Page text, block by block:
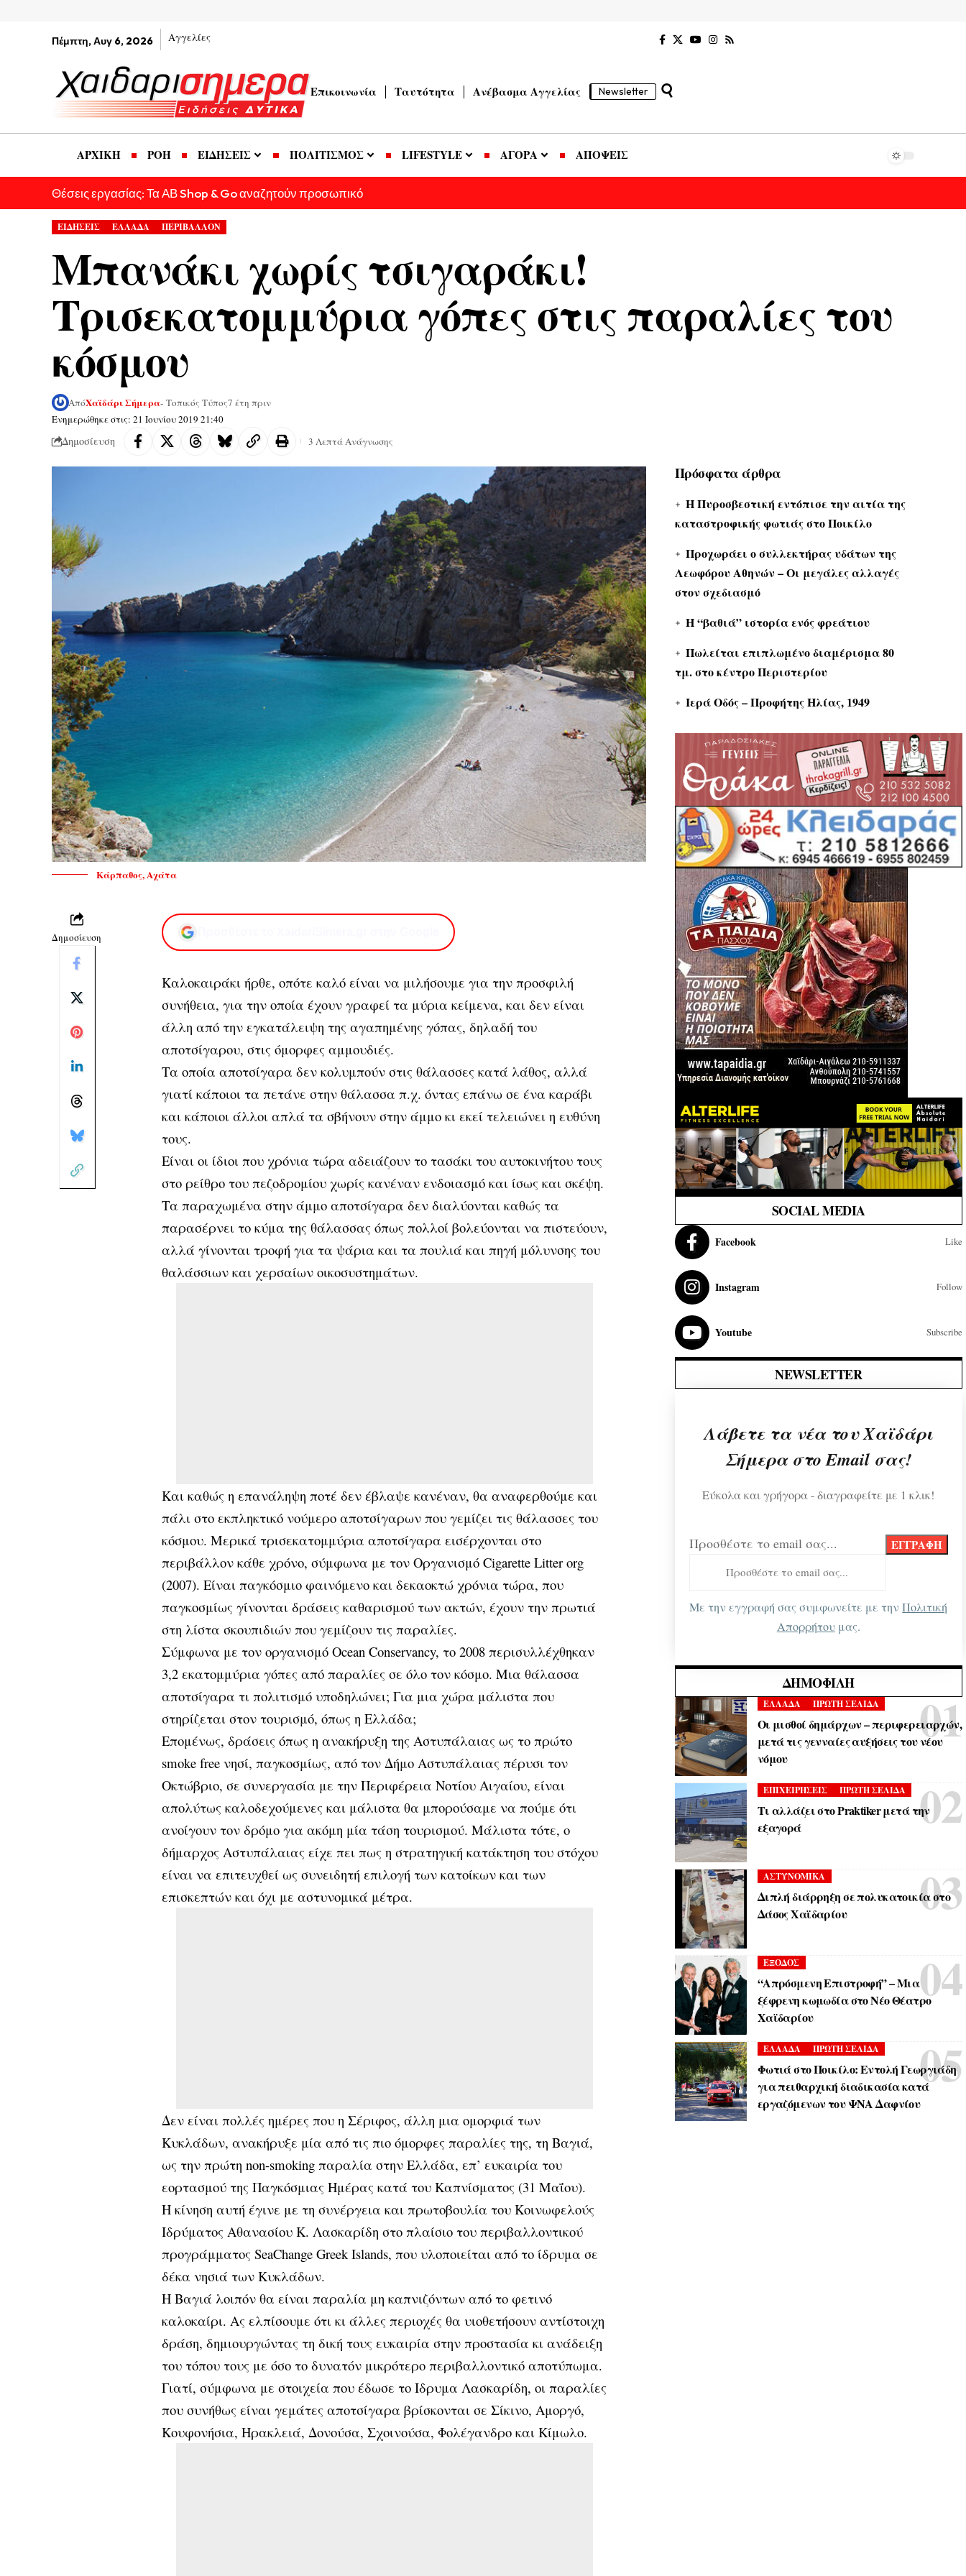
Πέμπτη, Αυγ 6, 2026 Αγγελίες
Επικοινωνία Ταυτότητα Ανέβασμα Αγγελίας Newsletter
ΑΡΧΙΚΗ ΡΟΗ ΕΙΔΗΣΕΙΣ ΠΟΛΙΤΙΣΜΟΣ LIFESTYLE ΑΓΟΡΑ ΑΠΟΨΕΙΣ
Θέσεις εργασίας: Τα ΑΒ Shop & Go αναζητούν προσωπικό
ΕΙΔΗΣΕΙΣ ΕΛΛΑΔΑ ΠΕΡΙΒΑΛΛΟΝ
Μπανάκι χωρίς τσιγαράκι!
Τρισεκατομμύρια γόπες στις παραλίες του
κόσμου
Ενημερώθηκε στις: 21 Ιουνίου 2019 21:40
ΑπόΧαϊδάρι Σήμερα- Τοπικός Τύπος7 έτη πριν
Δημοσίευση 3 Λεπτά Ανάγνωσης
Κάρπαθος, Αχάτα
Δημοσίευση
Καλοκαιράκι ήρθε, οπότε καλό είναι να μιλήσουμε για την προσφιλή
συνήθεια, για την οποία έχουν γραφεί τα μύρια κείμενα, και δεν είναι
άλλη από την εγκατάλειψη της αγαπημένης γόπας, δηλαδή του
αποτσίγαρου, στις όμορφες αμμουδιές.
Τα οποία αποτσίγαρα δεν κολυμπούν στις θάλασσες κατά λάθος, αλλά
γιατί κάποιοι τα πετάνε στην θάλασσα π.χ. όντας επάνω σε ένα καράβι
και κάποιοι άλλοι απλά τα σβήνουν στην άμμο κι εκεί τελειώνει η ευθύνη
τους.
Είναι οι ίδιοι που χρόνια τώρα αδειάζουν το τασάκι του αυτοκινήτου τους
στο ρείθρο του πεζοδρομίου χωρίς κανέναν ενδοιασμό και ίσως και σκέψη.
Τα παραχωμένα στην άμμο αποτσίγαρα δεν διαλύονται καθώς τα
παρασέρνει το κύμα της θάλασσας όπως πολλοί βολεύονται να πιστεύουν,
αλλά γίνονται τροφή για τα ψάρια και τα πουλιά και πηγή μόλυνσης του
θαλάσσιων και χερσαίων οικοσυστημάτων.
Και καθώς η επανάληψη ποτέ δεν έβλαψε κανέναν, θα αναφερθούμε και
πάλι στο εκπληκτικό νούμερο αποτσίγαρων που γεμίζει τις θάλασσες του
κόσμου. Μερικά τρισεκατομμύρια αποτσίγαρα εισέρχονται στο
περιβάλλον κάθε χρόνο, σύμφωνα με τον Οργανισμό Cigarette Litter org
(2007). Είναι παγκόσμιο φαινόμενο και δεκαοκτώ χρόνια τώρα, που
παγκοσμίως γίνονται δράσεις καθαρισμού των ακτών, έχουν την πρωτιά
στη λίστα σκουπιδιών που γεμίζουν τις παραλίες.
Σύμφωνα με τον οργανισμό Ocean Conservancy, το 2008 περισυλλέχθηκαν
3,2 εκατομμύρια γόπες από παραλίες σε όλο τον κόσμο. Μια θάλασσα
αποτσίγαρα τι πολιτισμό υποδηλώνει; Για μια χώρα μάλιστα που
στηρίζεται στον τουρισμό, όπως η Ελλάδα;
Επομένως, δράσεις όπως η ανακήρυξη της Αστυπάλαιας ως το πρώτο
smoke free νησί, παγκοσμίως, από τον Δήμο Αστυπάλαιας πέρυσι τον
Οκτώβριο, σε συνεργασία με την Περιφέρεια Νοτίου Αιγαίου, είναι
απολύτως καλοδεχούμενες και μάλιστα θα μπορούσαμε να πούμε ότι
ανοίγουν τον δρόμο για ακόμη μία τάση τουρισμού. Μάλιστα τότε, ο
δήμαρχος Αστυπάλαιας είχε πει πως η στρατηγική κατάκτηση του στόχου
είναι να επιτευχθεί ως συνειδητή επιλογή των κατοίκων και των
επισκεπτών και όχι με αστυνομικά μέτρα.
Δεν είναι πολλές ημέρες που η Σέριφος, άλλη μια ομορφιά των
Κυκλάδων, ανακήρυξε μία από τις πιο όμορφες παραλίες της, τη Βαγιά,
ως την πρώτη non-smoking παραλία στην Ελλάδα, επ’ ευκαιρία του
εορτασμού της Παγκόσμιας Ημέρας κατά του Καπνίσματος (31 Μαΐου).
Η κίνηση αυτή έγινε με τη συνέργεια και πρωτοβουλία του Κοινωφελούς
Ιδρύματος Αθανασίου Κ. Λασκαρίδη στο πλαίσιο του περιβαλλοντικού
προγράμματος SeaChange Greek Islands, που υλοποιείται από το ίδρυμα σε
δέκα νησιά των Κυκλάδων.
Η Βαγιά λοιπόν θα είναι παραλία μη καπνιζόντων από το φετινό
καλοκαίρι. Ας ελπίσουμε ότι κι άλλες περιοχές θα υιοθετήσουν αντίστοιχη
δράση, δημιουργώντας τη δική τους ευκαιρία στην προστασία κι ανάδειξη
του τόπου τους με όσο το δυνατόν μικρότερο περιβαλλοντικό αποτύπωμα.
Γιατί, σύμφωνα με στοιχεία που έδωσε το Ιδρυμα Λασκαρίδη, οι παραλίες
που συνήθως είναι γεμάτες αποτσίγαρα βρίσκονται σε Σίκινο, Αμοργό,
Κουφονήσια, Ηρακλειά, Δονούσα, Σχοινούσα, Φολέγανδρο και Κίμωλο.
Πρόσφατα άρθρα
Η Πυροσβεστική εντόπισε την αιτία της
καταστροφικής φωτιάς στο Ποικίλο
Προχωράει ο συλλεκτήρας υδάτων της
Λεωφόρου Αθηνών – Οι μεγάλες αλλαγές
στον σχεδιασμό
Η “βαθιά” ιστορία ενός φρεάτιου
Πωλείται επιπλωμένο διαμέρισμα 80
τμ. στο κέντρο Περιστερίου
Ιερά Οδός – Προφήτης Ηλίας, 1949
SOCIAL MEDIA
Facebook Like
Instagram Follow
Youtube Subscribe
NEWSLETTER
Λάβετε τα νέα του Χαϊδάρι
Σήμερα στο Email σας!
Εύκολα και γρήγορα - διαγραφείτε με 1 κλικ!
Προσθέστε το email σας...
Με την εγγραφή σας συμφωνείτε με τηνΠολιτική
Απορρήτουμας.
ΔΗΜΟΦΙΛΉ
ΕΛΛΑΔΑ ΠΡΩΤΗ ΣΕΛΙΔΑ
Οι μισθοί δημάρχων – περιφερειαρχών,
μετά τις γενναίες αυξήσεις του νέου
νόμου
ΕΠΙΧΕΙΡΗΣΕΙΣ ΠΡΩΤΗ ΣΕΛΙΔΑ
Τι αλλάζει στο Praktiker μετά την
εξαγορά
ΑΣΤΥΝΟΜΙΚΑ
Διπλή διάρρηξη σε πολυκατοικία στο
Δάσος Χαϊδαρίου
ΕΞΟΔΟΣ
“Απρόσμενη Επιστροφή” – Μια
ξέφρενη κωμωδία στο Νέο Θέατρο
Χαϊδαρίου
ΕΛΛΑΔΑ ΠΡΩΤΗ ΣΕΛΙΔΑ
Φωτιά στο Ποικίλο: Εντολή Γεωργιάδη
για πειθαρχική διαδικασία κατά
εργαζόμενων του ΨΝΑ Δαφνίου